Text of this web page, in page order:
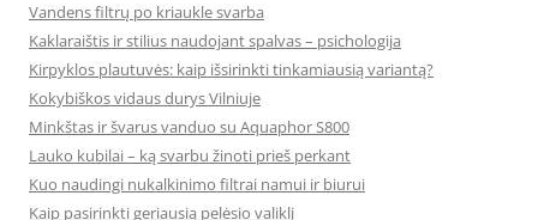
Vandens filtrų po kriaukle svarba
Kaklaraištis ir stilius naudojant spalvas – psichologija
Kirpyklos plautuvės: kaip išsirinkti tinkamiausią variantą?
Kokybiškos vidaus durys Vilniuje
Minkštas ir švarus vanduo su Aquaphor S800
Lauko kubilai – ką svarbu žinoti prieš perkant
Kuo naudingi nukalkinimo filtrai namui ir biurui
Kaip pasirinkti geriausią pelėsio valiklį